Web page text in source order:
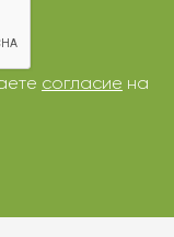
согласие на